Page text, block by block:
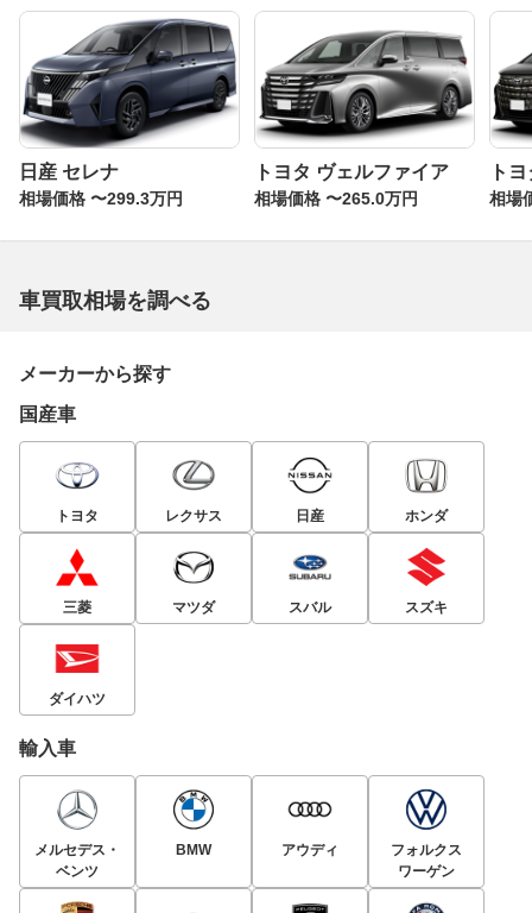
日産 セレナ
相場価格 〜299.3万円
トヨタ ヴェルファイア
相場価格 〜265.0万円
ト
相場
車買取相場を調べる
メーカーから探す
国産車
トヨタ レクサス 日産 ホンダ
三菱 マツダ スバル スズキ
ダイハツ
輸入車
メルセデス・
ベンツ
BMW アウディ
フォルクス
ワーゲン